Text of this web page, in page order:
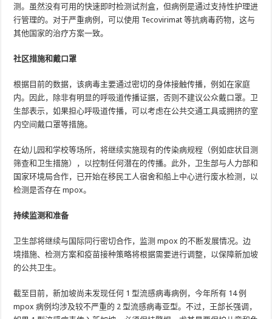
测。虽然没有可用的快速即时检测试剂盒，但病例是通过支持性护理进
行管理的。对于严重病例，可以使用 Tecovirimat 等抗病毒药物，这与
其他国家的治疗方案一致。
社区措施和戴口罩
根据目前的数据，该病毒主要通过密切的身体接触传播，例如在家庭
内。因此，除非有明显的呼吸道传播证据，否则不建议公众戴口罩。卫
生部表示，如果担心呼吸道传播，可以考虑在公共交通工具或拥挤的室
内空间戴口罩等措施。
在幼儿园和学校等场所，将继续实施现有的传染病规程（例如症状目测
筛查和卫生措施），以控制任何潜在的传播。此外，卫生部与人力部和
国家环境局合作，已开始在移民工人宿舍和船上中心进行废水检测，以
检测是否存在 mpox。
持续监测和准备
卫生部将继续与国际同行密切合作，监测 mpox 的不断发展情况。边
境措施、检测方案和疫苗接种策略将根据需要进行调整，以保障新加坡
的公共卫生。
截至目前，新加坡尚未发现任何 1 型流感病毒病例，今年所有 14 例
mpox 病例均涉及较不严重的 2 型流感病毒亚型。不过，王部长强调，